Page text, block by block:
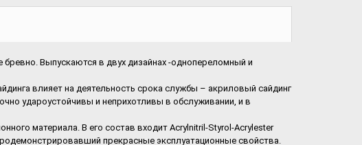
Выпускаются в двух дизайнах -однопереломный и
влияет на деятельность срока службы – акриловый сайдинг
удароустойчивы и неприхотливы в обслуживании, и в
материала. В его состав входит Acrylnitril-Styrol-Acrylester
прекрасные эксплуатационные свойства.